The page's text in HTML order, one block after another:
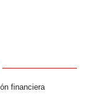
financiera